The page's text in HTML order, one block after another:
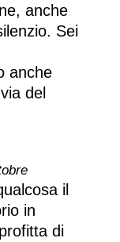
anche
Sei
anche
del
il
in
di